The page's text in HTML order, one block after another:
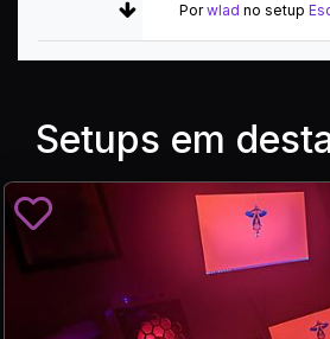
Porwlad no setup
Setups em